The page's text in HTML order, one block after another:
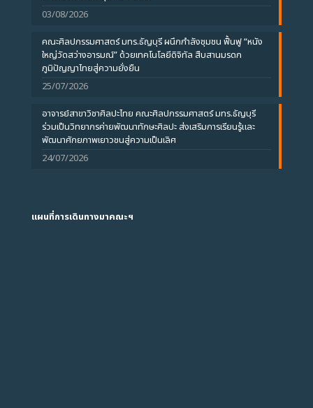
03/08/2026
คณะศิลปกรรมศาสตร์ มทร.ธัญบุรี ผนึกกำลังชุมชน ฟื้นฟู “หนัง
ใหญ่วัดสว่างอารมณ์” ด้วยเทคโนโลยีดิจิทัล สืบสานมรดก
ภูมิปัญญาไทยสู่ความยั่งยืน
25/07/2026
อาจารย์สาขาวิชาศิลปะไทย คณะศิลปกรรมศาสตร์ มทร.ธัญบุรี
ร่วมเป็นวิทยากรค่ายพัฒนาทักษะศิลปะ ส่งเสริมการเรียนรู้และ
พัฒนาศักยภาพเยาวชนสู่ความเป็นเลิศ
24/07/2026
แผนที่การเดินทางมาคณะฯ